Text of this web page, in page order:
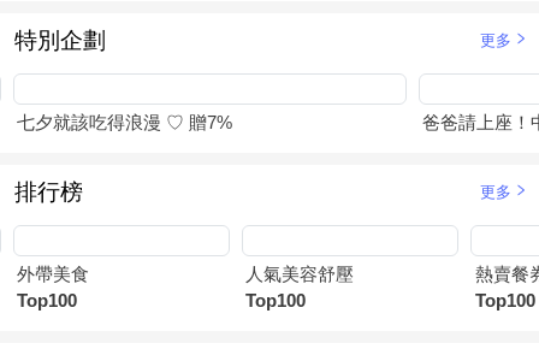
特別企劃 更多
七夕就該吃得浪漫 ♡ 贈7% 爸爸請上座！
排行榜 更多
外帶美食
Top100
人氣美容舒壓
Top100
熱賣餐
Top100